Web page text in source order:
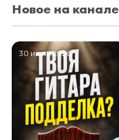
Новое на канале
30 июля 2026